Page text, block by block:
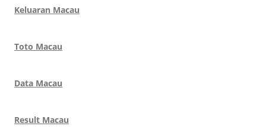
Keluaran Macau
Toto Macau
Data Macau
Result Macau